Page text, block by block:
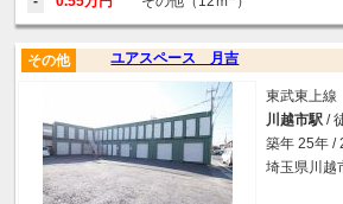
ユアスペース 月吉
その他
東武東上線
川越市駅 /
築年 25年 /
埼玉県川越